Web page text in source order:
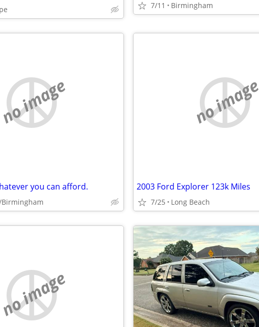
7/11 Birmingham
no image
you can afford.
Birmingham
no image
2003 Ford Explorer 123k Miles
7/25 Long Beach
no image